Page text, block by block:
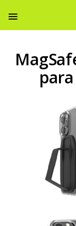
Menú de